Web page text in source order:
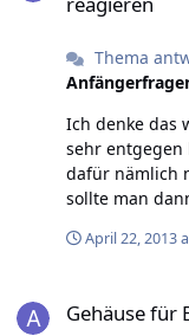
Thema
Ich denke das
sehr entgegen
dafür nämlich
sollte man
April 22, 2013
Gehäuse für